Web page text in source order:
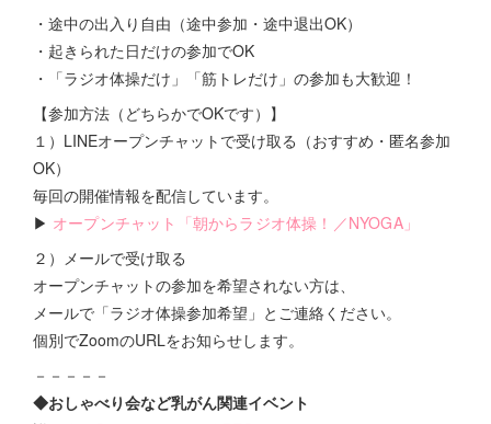
・途中の出入り自由（途中参加・途中退出OK）
・起きられた日だけの参加でOK
・「ラジオ体操だけ」「筋トレだけ」の参加も大歓迎！
【参加方法（どちらかでOKです）】
１）LINEオープンチャットで受け取る（おすすめ・匿名参加
OK）
毎回の開催情報を配信しています。
▶ オープンチャット「朝からラジオ体操！／NYOGA」
２）メールで受け取る
オープンチャットの参加を希望されない方は、
メールで「ラジオ体操参加希望」とご連絡ください。
個別でZoomのURLをお知らせします。
－－－－－
◆おしゃべり会など乳がん関連イベント